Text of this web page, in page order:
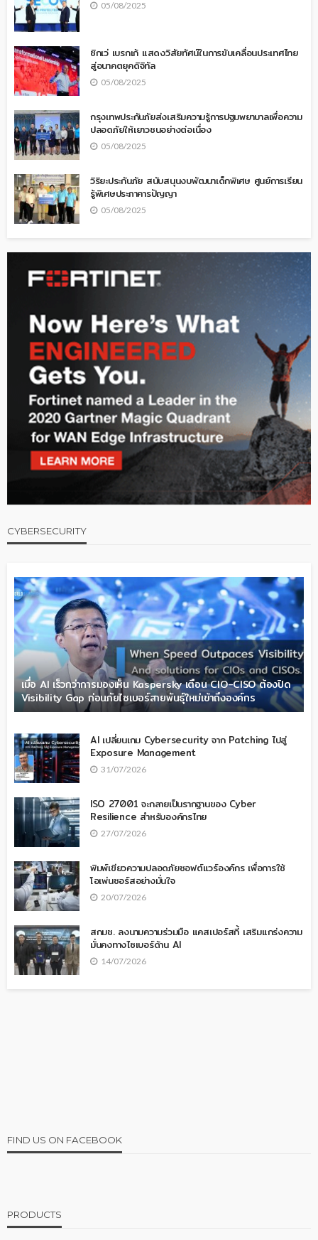
05/08/2025
ซิกเว่ เบรกเก้ แสดงวิสัยทัศน์ในการขับเคลื่อนประเทศไทย
สู่อนาคตยุคดิจิทัล
05/08/2025
กรุงเทพประกันภัยส่งเสริมความรู้การปฐมพยาบาลเพื่อความ
ปลอดภัยให้เยาวชนอย่างต่อเนื่อง
05/08/2025
วิริยะประกันภัย สนับสนุนงบพัฒนาเด็กพิเศษ ศูนย์การเรียน
รู้พิเศษประภาคารปัญญา
05/08/2025
CYBERSECURITY
เมื่อ AI เร็วกว่าการมองเห็น Kaspersky เตือน CIO-CISO ต้องปิด
Visibility Gap ก่อนภัยไซเบอร์สายพันธุ์ใหม่เข้าถึงองค์กร
AI เปลี่ยนเกม Cybersecurity จาก Patching ไปสู่
Exposure Management
31/07/2026
ISO 27001 จะกลายเป็นรากฐานของ Cyber
Resilience สำหรับองค์กรไทย
27/07/2026
พิมพ์เขียวความปลอดภัยซอฟต์แวร์องค์กร เพื่อการใช้
โอเพ่นซอร์สอย่างมั่นใจ
20/07/2026
สกมช. ลงนามความร่วมมือ แคสเปอร์สกี้ เสริมแกร่งความ
มั่นคงทางไซเบอร์ด้าน AI
14/07/2026
FIND US ON FACEBOOK
PRODUCTS